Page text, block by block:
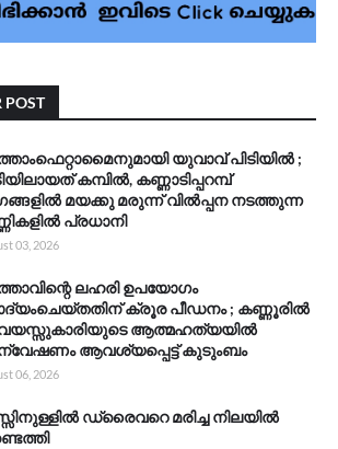
POST
യുവാവ് പിടിയിൽ ;
കമ്പിൽ, കണ്ണാടിപ്പറമ്പ്
മയക്കു മരുന്ന് വിൽപ്പന നടത്തുന്ന
പ്രധാനി
03, 2026
ലഹരി ഉപയോഗം
ക്രൂര പീഡനം ; കണ്ണൂരിൽ
വയസ്സുകാരിയുടെ ആത്മഹത്യയിൽ
ആവശ്യപ്പെട്ട് കുടുംബം
06, 2026
ഡ്രൈവറെ മരിച്ച നിലയിൽ